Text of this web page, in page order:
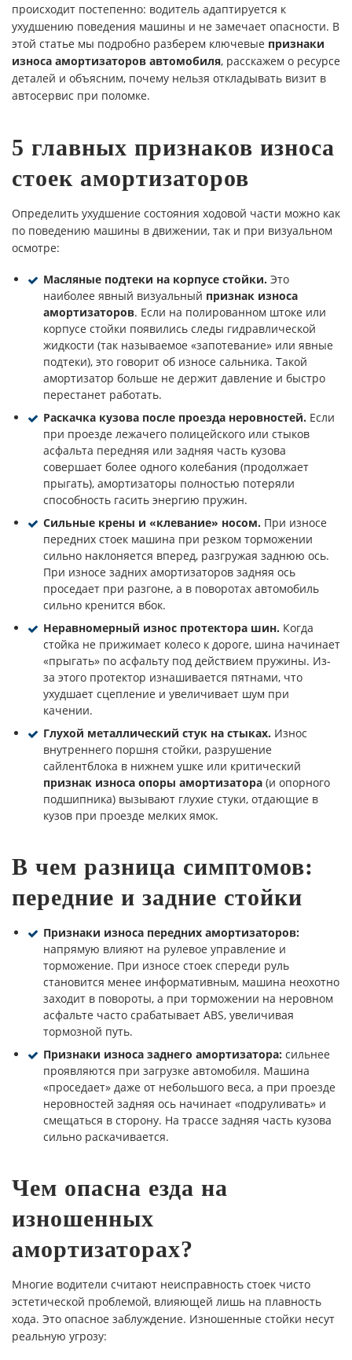
происходит постепенно: водитель адаптируется к
ухудшению поведения машины и не замечает опасности. В
этой статье мы подробно разберем ключевые признаки
износа амортизаторов автомобиля, расскажем о ресурсе
деталей и объясним, почему нельзя откладывать визит в
автосервис при поломке.
5 главных признаков износа
стоек амортизаторов
Определить ухудшение состояния ходовой части можно как
по поведению машины в движении, так и при визуальном
осмотре:
Масляные подтеки на корпусе стойки. Это
наиболее явный визуальный признак износа
амортизаторов. Если на полированном штоке или
корпусе стойки появились следы гидравлической
жидкости (так называемое «запотевание» или явные
подтеки), это говорит об износе сальника. Такой
амортизатор больше не держит давление и быстро
перестанет работать.
Раскачка кузова после проезда неровностей. Если
при проезде лежачего полицейского или стыков
асфальта передняя или задняя часть кузова
совершает более одного колебания (продолжает
прыгать), амортизаторы полностью потеряли
способность гасить энергию пружин.
Сильные крены и «клевание» носом. При износе
передних стоек машина при резком торможении
сильно наклоняется вперед, разгружая заднюю ось.
При износе задних амортизаторов задняя ось
проседает при разгоне, а в поворотах автомобиль
сильно кренится вбок.
Неравномерный износ протектора шин. Когда
стойка не прижимает колесо к дороге, шина начинает
«прыгать» по асфальту под действием пружины. Из-
за этого протектор изнашивается пятнами, что
ухудшает сцепление и увеличивает шум при
качении.
Глухой металлический стук на стыках. Износ
внутреннего поршня стойки, разрушение
сайлентблока в нижнем ушке или критический
признак износа опоры амортизатора (и опорного
подшипника) вызывают глухие стуки, отдающие в
кузов при проезде мелких ямок.
В чем разница симптомов:
передние и задние стойки
Признаки износа передних амортизаторов:
напрямую влияют на рулевое управление и
торможение. При износе стоек спереди руль
становится менее информативным, машина неохотно
заходит в повороты, а при торможении на неровном
асфальте часто срабатывает ABS, увеличивая
тормозной путь.
Признаки износа заднего амортизатора: сильнее
проявляются при загрузке автомобиля. Машина
«проседает» даже от небольшого веса, а при проезде
неровностей задняя ось начинает «подруливать» и
смещаться в сторону. На трассе задняя часть кузова
сильно раскачивается.
Чем опасна езда на
изношенных
амортизаторах?
Многие водители считают неисправность стоек чисто
эстетической проблемой, влияющей лишь на плавность
хода. Это опасное заблуждение. Изношенные стойки несут
реальную угрозу: